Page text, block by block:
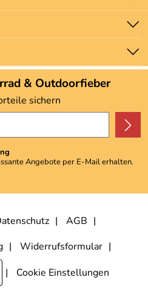
& Outdoorfieber
sichern
Angebote per E-Mail erhalten.
an andere Unternehmen
Zwecken wird in anonymer Form
für die Zukunft widerrufen, indem ich
des Newsletters anklicke. Die
AGB
Widerrufsformular
Cookie Einstellungen